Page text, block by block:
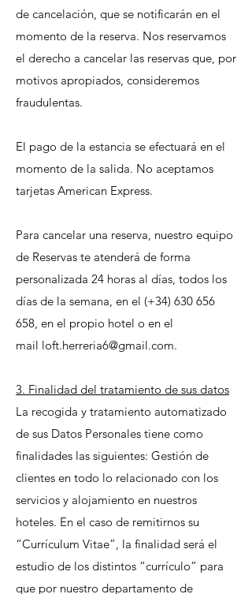
de cancelación, que se notificarán en el
momento de la reserva. Nos reservamos
el derecho a cancelar las reservas que, por
motivos apropiados, consideremos
fraudulentas.
El pago de la estancia se efectuará en el
momento de la salida. No aceptamos
tarjetas American Express.
Para cancelar una reserva, nuestro equipo
de Reservas te atenderá de forma
personalizada 24 horas al días, todos los
días de la semana, en el (+34) 630 656
658, en el propio hotel o en el
mail loft.herreria6@gmail.com.
3. Finalidad del tratamiento de sus datos
La recogida y tratamiento automatizado
de sus Datos Personales tiene como
finalidades las siguientes: Gestión de
clientes en todo lo relacionado con los
servicios y alojamiento en nuestros
hoteles. En el caso de remitirnos su
“Currículum Vitae”, la finalidad será el
estudio de los distintos “currículo” para
que por nuestro departamento de